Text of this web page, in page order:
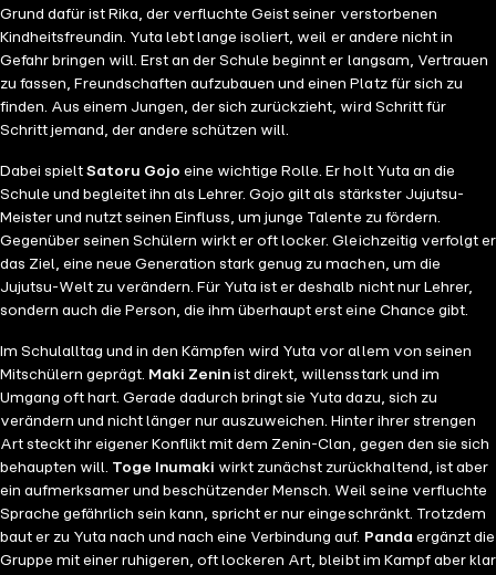
Grund dafür ist Rika, der verfluchte Geist seiner verstorbenen
Kindheitsfreundin. Yuta lebt lange isoliert, weil er andere nicht in
Gefahr bringen will. Erst an der Schule beginnt er langsam, Vertrauen
zu fassen, Freundschaften aufzubauen und einen Platz für sich zu
finden. Aus einem Jungen, der sich zurückzieht, wird Schritt für
Schritt jemand, der andere schützen will.
Dabei spieltSatoru Gojo eine wichtige Rolle. Er holt Yuta an die
Schule und begleitet ihn als Lehrer. Gojo gilt als stärkster Jujutsu-
Meister und nutzt seinen Einfluss, um junge Talente zu fördern.
Gegenüber seinen Schülern wirkt er oft locker. Gleichzeitig verfolgt er
das Ziel, eine neue Generation stark genug zu machen, um die
Jujutsu-Welt zu verändern. Für Yuta ist er deshalb nicht nur Lehrer,
sondern auch die Person, die ihm überhaupt erst eine Chance gibt.
Im Schulalltag und in den Kämpfen wird Yuta vor allem von seinen
Mitschülern geprägt. Maki Zenin ist direkt, willensstark und im
Umgang oft hart. Gerade dadurch bringt sie Yuta dazu, sich zu
verändern und nicht länger nur auszuweichen. Hinter ihrer strengen
Art steckt ihr eigener Konflikt mit dem Zenin-Clan, gegen den sie sich
behaupten will. Toge Inumaki wirkt zunächst zurückhaltend, ist aber
ein aufmerksamer und beschützender Mensch. Weil seine verfluchte
Sprache gefährlich sein kann, spricht er nur eingeschränkt. Trotzdem
baut er zu Yuta nach und nach eine Verbindung auf. Panda ergänzt die
Gruppe mit einer ruhigeren, oft lockeren Art, bleibt im Kampf aber klar